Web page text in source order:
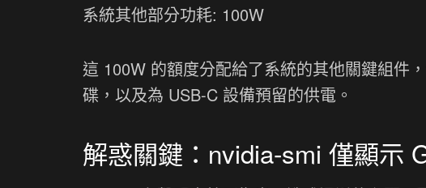
系統其他部分功耗: 100W
這 100W 的額度分配給了系統的其他關鍵組件
碟，以及為 USB-C 設備預留的供電。
解惑關鍵：nvidia-smi 僅顯示